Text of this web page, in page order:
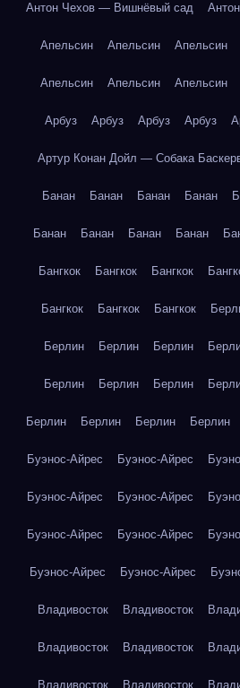
Антон Чехов — Вишнёвый сад
Апельсин Апельсин Апельсин
Апельсин Апельсин Апельсин
Арбуз Арбуз Арбуз Арбуз
Артур Конан Дойл — Собака
Банан Банан Банан Банан
Банан Банан Банан Банан
Бангкок Бангкок Бангкок
Бангкок Бангкок Бангкок
Берлин Берлин Берлин
Берлин Берлин Берлин
Берлин Берлин Берлин Берлин
Буэнос-Айрес Буэнос-Айрес
Буэнос-Айрес Буэнос-Айрес
Буэнос-Айрес Буэнос-Айрес
Буэнос-Айрес Буэнос-Айрес
Владивосток Владивосток
Владивосток Владивосток
Владивосток Владивосток